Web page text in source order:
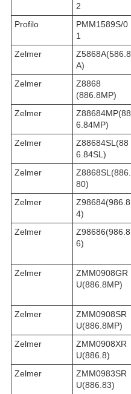
2
Profilo
PMM1589S/0
1
Zelmer
Z5868A(586.8
A)
Zelmer
Z8868
(886.8MP)
Zelmer
Z88684MP(88
6.84MP)
Zelmer
Z88684SL(88
6.84SL)
Zelmer
Z8868SL(886.
80)
Zelmer
Z98684(986.8
4)
Zelmer
Z98686(986.8
6)
Zelmer
ZMM0908GR
U(886.8MP)
Zelmer
ZMM0908SR
U(886.8MP)
Zelmer
ZMM0908XR
U(886.8)
Zelmer
ZMM0983SR
U(886.83)